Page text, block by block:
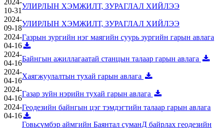
10-31
УЛИРЛЫН ХЭМЖИЛТ, ЗУРАГЛАЛ ХИЙЛЭЭ
2024-
09-18
УЛИРЛЫН ХЭМЖИЛТ, ЗУРАГЛАЛ ХИЙЛЭЭ
2024-
04-16
Газрын зургийн нэг маягийн суурь зургийн гарын авлага
2024-
04-16
Байнгын ажиллагаатай станцын талаар гарын авлага
2024-
04-16
Хаягжуулалтын тухай гарын авлага
2024-
04-16
Газар зүйн нэрийн тухай гарын авлага
2024-
04-16
Геодезийн байнгын цэг тэмдэгтийн талаар гарын авлага
Говьсүмбэр аймгийн Баянтал суманД байрлах геодезийн